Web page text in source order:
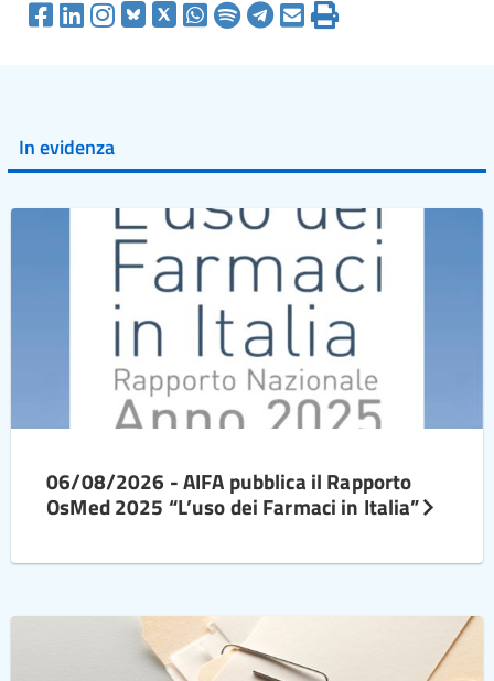
In evidenza
06/08/2026 - AIFA pubblica il Rapporto
OsMed 2025 “L’uso dei Farmaci in Italia”